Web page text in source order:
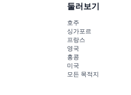
둘러보기
호주
싱가포르
프랑스
영국
홍콩
미국
모든 목적지